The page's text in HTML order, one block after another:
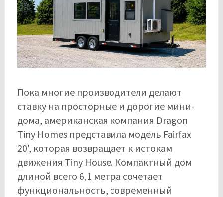
Пока многие производители делают
ставку на просторные и дорогие мини-
дома, американская компания Dragon
Tiny Homes представила модель Fairfax
20', которая возвращает к истокам
движения Tiny House. Компактный дом
длиной всего 6,1 метра сочетает
функциональность, современный